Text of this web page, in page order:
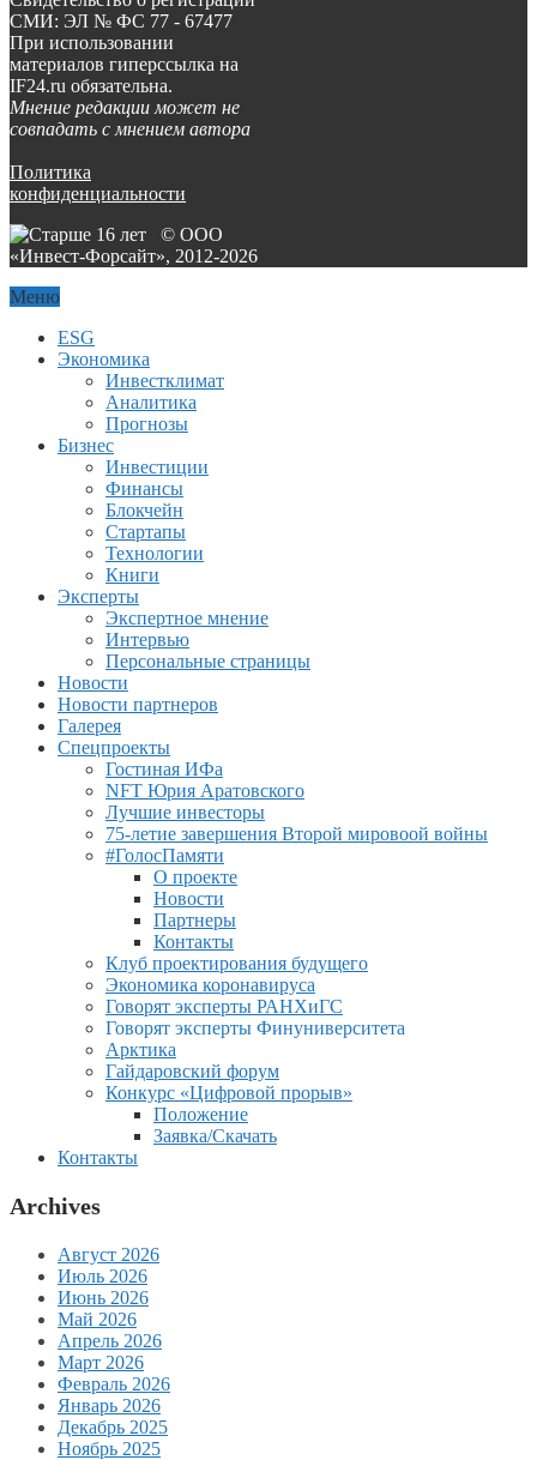
СМИ: ЭЛ № ФС 77 - 67477
При использовании
материалов гиперссылка на
IF24.ru обязательна.
Мнение редакции может не
совпадать с мнением автора
Политика
конфиденциальности
© ООО
«Инвест-Форсайт», 2012-2026
Меню
ESG
Экономика
Инвестклимат
Аналитика
Прогнозы
Бизнес
Инвестиции
Финансы
Блокчейн
Стартапы
Технологии
Книги
Эксперты
Экспертное мнение
Интервью
Персональные страницы
Новости
Новости партнеров
Галерея
Спецпроекты
Гостиная ИФа
NFT Юрия Аратовского
Лучшие инвесторы
75-летие завершения Второй мировоой войны
#ГолосПамяти
О проекте
Новости
Партнеры
Контакты
Клуб проектирования будущего
Экономика коронавируса
Говорят эксперты РАНХиГС
Говорят эксперты Финуниверситета
Арктика
Гайдаровский форум
Конкурс «Цифровой прорыв»
Положение
Заявка/Скачать
Контакты
Archives
Август 2026
Июль 2026
Июнь 2026
Май 2026
Апрель 2026
Март 2026
Февраль 2026
Январь 2026
Декабрь 2025
Ноябрь 2025